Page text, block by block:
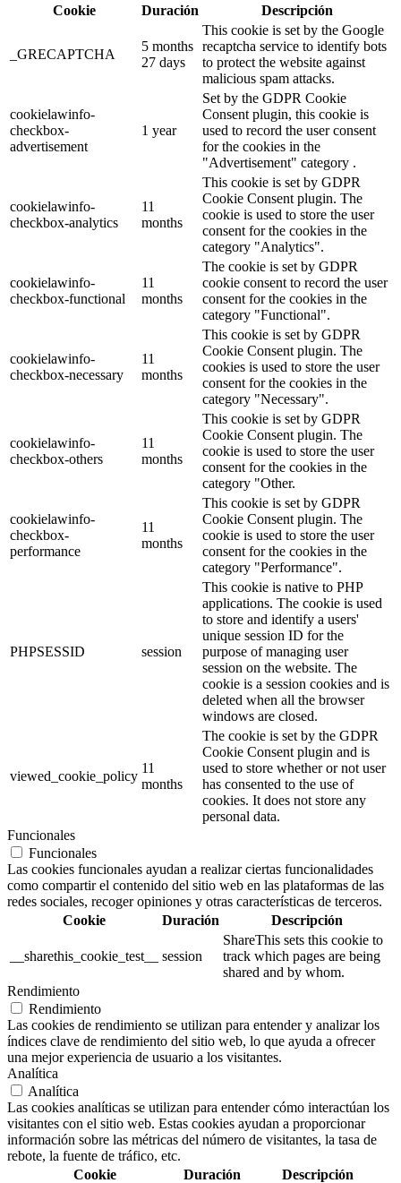
Cookie
Duración Descripción
_GRECAPTCHA
5 months
27 days
This cookie is set by the Google
recaptcha service to identify bots
to protect the website against
malicious spam attacks.
cookielawinfo-
checkbox-
advertisement
1 year
Set by the GDPR Cookie
Consent plugin, this cookie is
used to record the user consent
for the cookies in the
"Advertisement" category .
cookielawinfo-
checkbox-analytics
11
months
This cookie is set by GDPR
Cookie Consent plugin. The
cookie is used to store the user
consent for the cookies in the
category "Analytics".
cookielawinfo-
checkbox-functional
11
months
The cookie is set by GDPR
cookie consent to record the user
consent for the cookies in the
category "Functional".
cookielawinfo-
checkbox-necessary
11
months
This cookie is set by GDPR
Cookie Consent plugin. The
cookies is used to store the user
consent for the cookies in the
category "Necessary".
cookielawinfo-
checkbox-others
11
months
This cookie is set by GDPR
Cookie Consent plugin. The
cookie is used to store the user
consent for the cookies in the
category "Other.
cookielawinfo-
checkbox-
performance
11
months
This cookie is set by GDPR
Cookie Consent plugin. The
cookie is used to store the user
consent for the cookies in the
category "Performance".
PHPSESSID session
This cookie is native to PHP
applications. The cookie is used
to store and identify a users'
unique session ID for the
purpose of managing user
session on the website. The
cookie is a session cookies and is
deleted when all the browser
windows are closed.
viewed_cookie_policy
11
months
The cookie is set by the GDPR
Cookie Consent plugin and is
used to store whether or not user
has consented to the use of
cookies. It does not store any
personal data.
Funcionales
Funcionales
Las cookies funcionales ayudan a realizar ciertas funcionalidades
como compartir el contenido del sitio web en las plataformas de las
redes sociales, recoger opiniones y otras características de terceros.
Cookie
Duración Descripción
__sharethis_cookie_test__ session
ShareThis sets this cookie to
track which pages are being
shared and by whom.
Rendimiento
Rendimiento
Las cookies de rendimiento se utilizan para entender y analizar los
índices clave de rendimiento del sitio web, lo que ayuda a ofrecer
una mejor experiencia de usuario a los visitantes.
Analítica
Analítica
Las cookies analíticas se utilizan para entender cómo interactúan los
visitantes con el sitio web. Estas cookies ayudan a proporcionar
información sobre las métricas del número de visitantes, la tasa de
rebote, la fuente de tráfico, etc.
Cookie
Duración Descripción